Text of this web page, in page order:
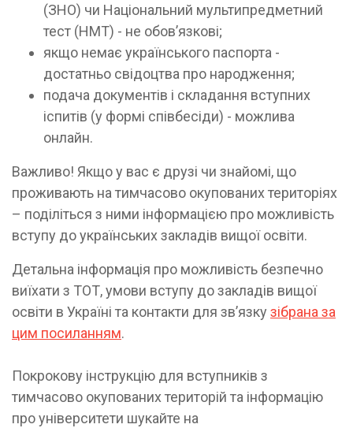
(ЗНО) чи Національний мультипредметний
тест (НМТ) - не обовʼязкові;
якщо немає українського паспорта -
достатньо свідоцтва про народження;
подача документів і складання вступних
іспитів (у формі співбесіди) - можлива
онлайн.
Важливо! Якщо у вас є друзі чи знайомі, що
проживають на тимчасово окупованих територіях
– поділіться з ними інформацією про можливість
вступу до українських закладів вищої освіти.
Детальна інформація про можливість безпечно
виїхати з ТОТ, умови вступу до закладів вищої
освіти в Україні та контакти для звʼязку зібрана за
цим посиланням.
Покрокову інструкцію для вступників з
тимчасово окупованих територій та інформацію
про університети шукайте на